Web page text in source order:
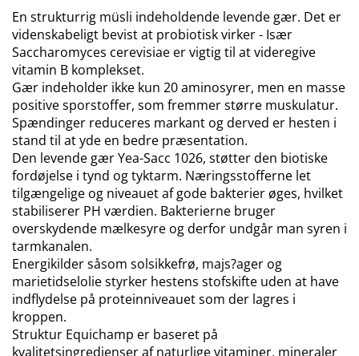
En strukturrig müsli indeholdende levende gær. Det er
videnskabeligt bevist at probiotisk virker - Især
Saccharomyces cerevisiae er vigtig til at videregive
vitamin B komplekset.
Gær indeholder ikke kun 20 aminosyrer, men en masse
positive sporstoffer, som fremmer større muskulatur.
Spændinger reduceres markant og derved er hesten i
stand til at yde en bedre præsentation.
Den levende gær Yea-Sacc 1026, støtter den biotiske
fordøjelse i tynd og tyktarm. Næringsstofferne let
tilgængelige og niveauet af gode bakterier øges, hvilket
stabiliserer PH værdien. Bakterierne bruger
overskydende mælkesyre og derfor undgår man syren i
tarmkanalen.
Energikilder såsom solsikkefrø, majs?ager og
marietidselolie styrker hestens stofskifte uden at have
indflydelse på proteinniveauet som der lagres i
kroppen.
Struktur Equichamp er baseret på
kvalitetsingredienser af naturlige vitaminer, mineraler